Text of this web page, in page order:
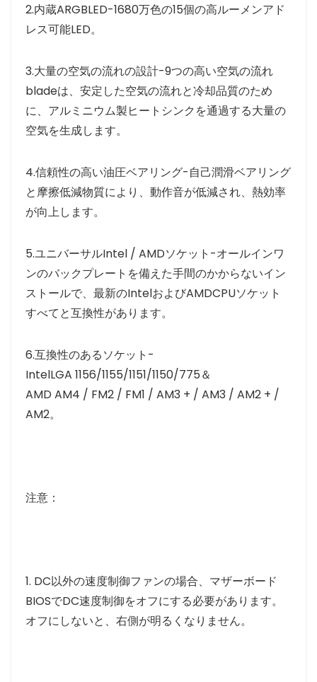
2.内蔵ARGBLED-1680万色の15個の高ルーメンアド
レス可能LED。
3.大量の空気の流れの設計-9つの高い空気の流れ
bladeは、安定した空気の流れと冷却品質のため
に、アルミニウム製ヒートシンクを通過する大量の
空気を生成します。
4.信頼性の高い油圧ベアリング-自己潤滑ベアリング
と摩擦低減物質により、動作音が低減され、熱効率
が向上します。
5.ユニバーサルIntel / AMDソケット-オールインワ
ンのバックプレートを備えた手間のかからないイン
ストールで、最新のIntelおよびAMDCPUソケット
すべてと互換性があります。
6.互換性のあるソケット-
IntelLGA 1156/1155/1151/1150/775＆
AMD AM4 / FM2 / FM1 / AM3 + / AM3 / AM2 + /
AM2。
注意：
1. DC以外の速度制御ファンの場合、マザーボード
BIOSでDC速度制御をオフにする必要があります。
オフにしないと、右側が明るくなりません。